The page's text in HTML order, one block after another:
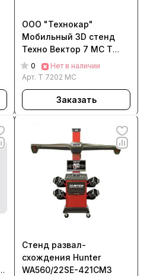
ООО "Технокар"
Мобильный 3D стенд
Техно Вектор 7 МС T
7202 MC
0
Нет в наличии
Арт. T 7202 MC
Заказать
Стенд развал-
схождения Hunter
WA560/22SE-421CM3